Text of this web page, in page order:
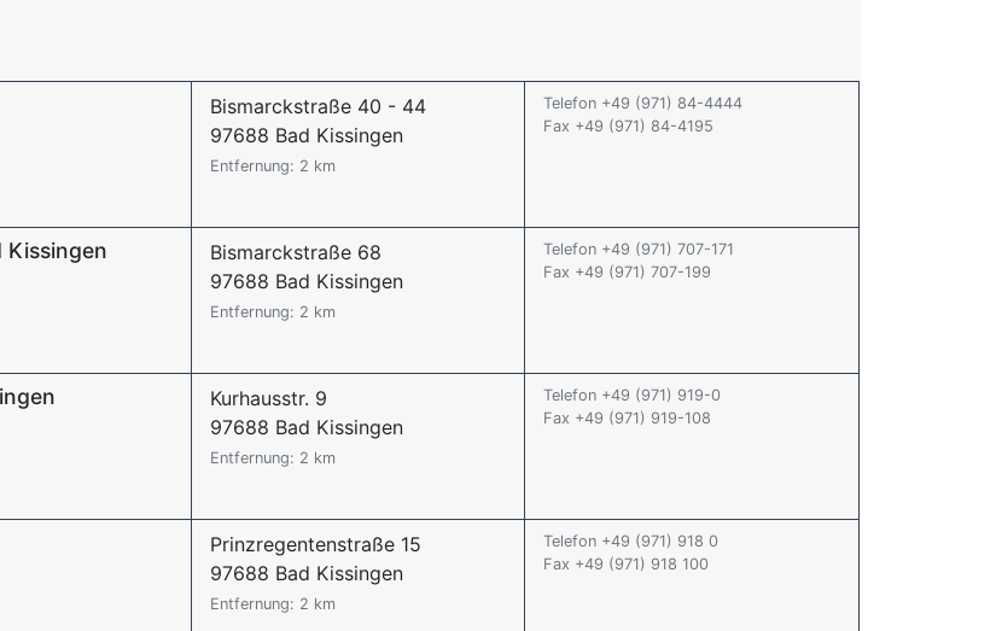
Bismarckstraße 40 - 44
97688 Bad Kissingen
Entfernung: 2 km
Telefon +49 (971) 84-4444
Fax +49 (971) 84-4195
Kissingen
Bismarckstraße 68
97688 Bad Kissingen
Entfernung: 2 km
Telefon +49 (971) 707-171
Fax +49 (971) 707-199
Kurhausstr. 9
97688 Bad Kissingen
Entfernung: 2 km
Telefon +49 (971) 919-0
Fax +49 (971) 919-108
Prinzregentenstraße 15
97688 Bad Kissingen
Entfernung: 2 km
Telefon +49 (971) 918 0
Fax +49 (971) 918 100